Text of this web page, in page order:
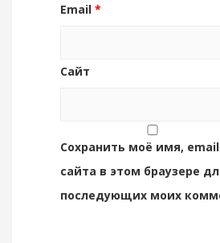
Email *
Сайт
Сохранить моё имя,
сайта в этом браузере
последующих моих